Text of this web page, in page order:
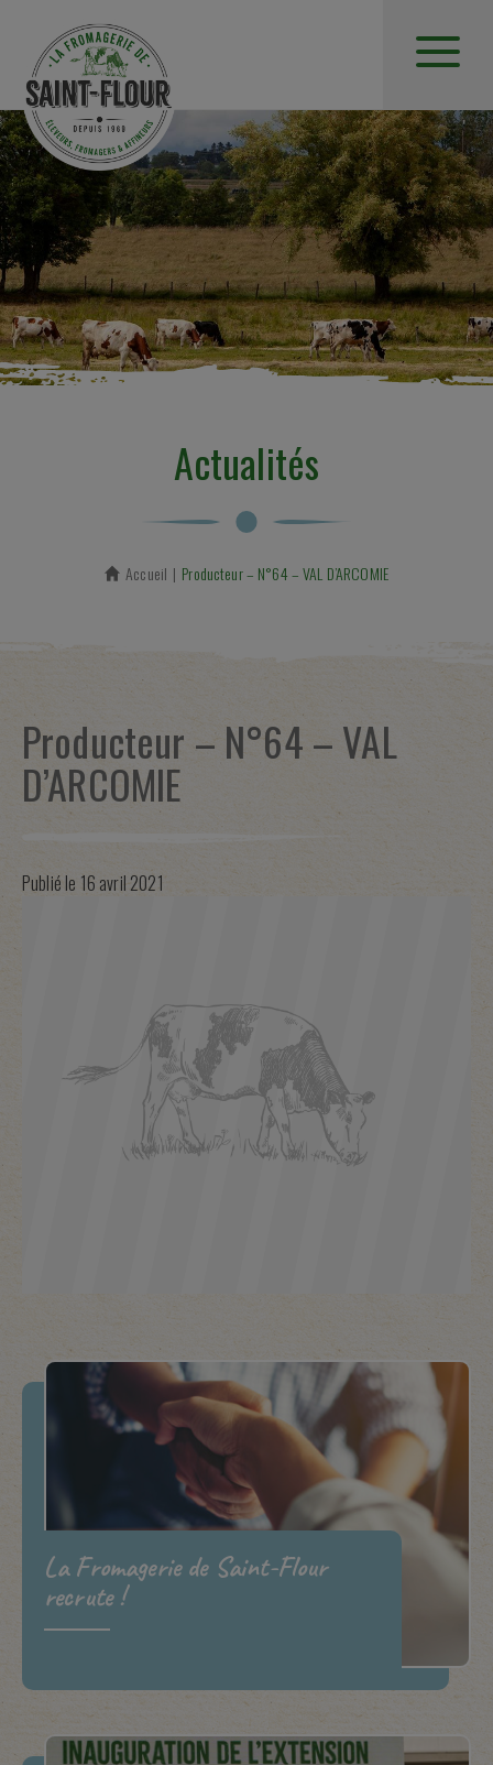
Actualités
Accueil En cours :
Producteur – N°64 – VAL D’ARCOMIE
Producteur – N°64 – VAL
D’ARCOMIE
Publié le 16 avril 2021
La Fromagerie de Saint-Flour
recrute !